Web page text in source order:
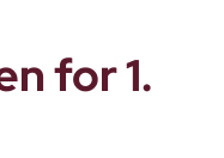
for 1.